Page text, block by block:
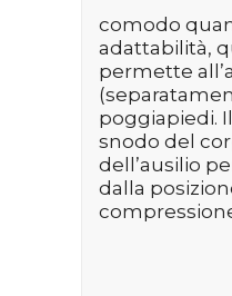
comodo
adattabilità,
permette
poggiapiedi.
snodo del
dell’ausilio
dalla